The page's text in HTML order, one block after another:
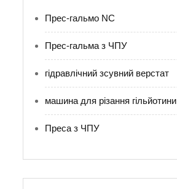
Прес-гальмо NC
Прес-гальма з ЧПУ
гідравлічний зсувний верстат
машина для різання гільйотини
Преса з ЧПУ